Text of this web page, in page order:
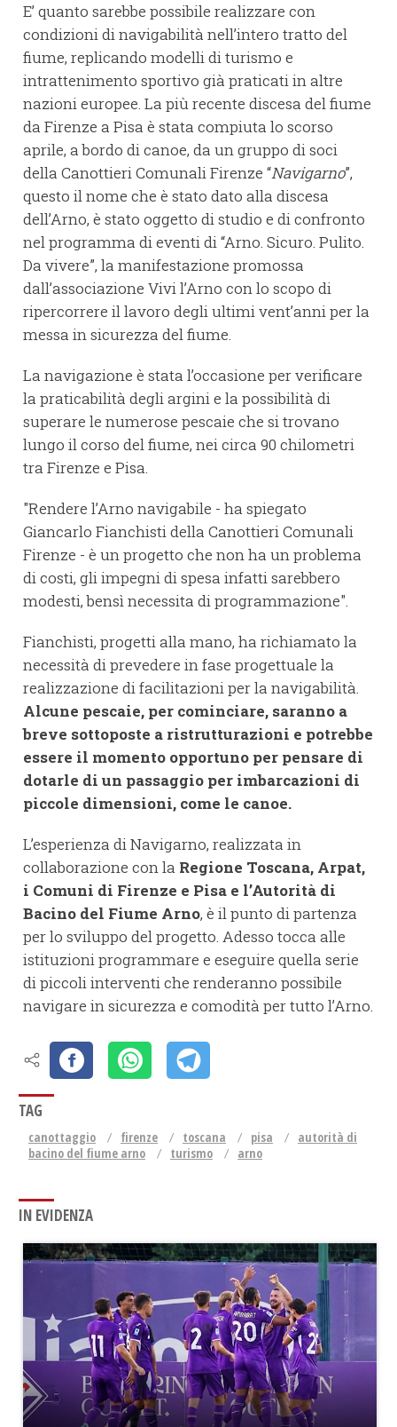
E’ quanto sarebbe possibile realizzare con
condizioni di navigabilità nell’intero tratto del
fiume, replicando modelli di turismo e
intrattenimento sportivo già praticati in altre
nazioni europee. La più recente discesa del fiume
da Firenze a Pisa è stata compiuta lo scorso
aprile, a bordo di canoe, da un gruppo di soci
della Canottieri Comunali Firenze “Navigarno”,
questo il nome che è stato dato alla discesa
dell’Arno, è stato oggetto di studio e di confronto
nel programma di eventi di “Arno. Sicuro. Pulito.
Da vivere”, la manifestazione promossa
dall’associazione Vivi l’Arno con lo scopo di
ripercorrere il lavoro degli ultimi vent’anni per la
messa in sicurezza del fiume.
La navigazione è stata l’occasione per verificare
la praticabilità degli argini e la possibilità di
superare le numerose pescaie che si trovano
lungo il corso del fiume, nei circa 90 chilometri
tra Firenze e Pisa.
"Rendere l’Arno navigabile - ha spiegato
Giancarlo Fianchisti della Canottieri Comunali
Firenze - è un progetto che non ha un problema
di costi, gli impegni di spesa infatti sarebbero
modesti, bensì necessita di programmazione".
Fianchisti, progetti alla mano, ha richiamato la
necessità di prevedere in fase progettuale la
realizzazione di facilitazioni per la navigabilità.
Alcune pescaie, per cominciare, saranno a
breve sottoposte a ristrutturazioni e potrebbe
essere il momento opportuno per pensare di
dotarle di un passaggio per imbarcazioni di
piccole dimensioni, come le canoe.
L’esperienza di Navigarno, realizzata in
collaborazione con la Regione Toscana, Arpat,
i Comuni di Firenze e Pisa e l’Autorità di
Bacino del Fiume Arno, è il punto di partenza
per lo sviluppo del progetto. Adesso tocca alle
istituzioni programmare e eseguire quella serie
di piccoli interventi che renderanno possibile
navigare in sicurezza e comodità per tutto l’Arno.
TAG
canottaggio firenze toscana pisa
autorità di
bacino del fiume arno
turismo arno
IN EVIDENZA